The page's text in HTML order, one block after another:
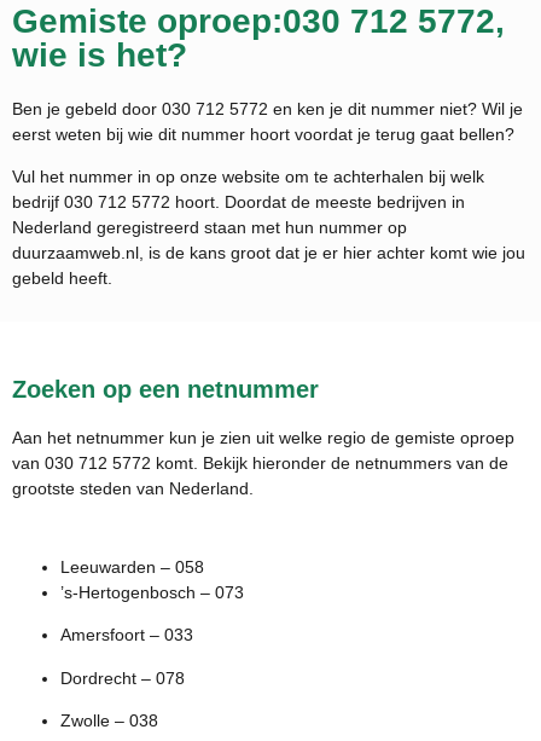
Gemiste oproep:030 712 5772,
wie is het?
Ben je gebeld door 030 712 5772 en ken je dit nummer niet? Wil je
eerst weten bij wie dit nummer hoort voordat je terug gaat bellen?
Vul het nummer in op onze website om te achterhalen bij welk
bedrijf 030 712 5772 hoort. Doordat de meeste bedrijven in
Nederland geregistreerd staan met hun nummer op
duurzaamweb.nl, is de kans groot dat je er hier achter komt wie jou
gebeld heeft.
Zoeken op een netnummer
Aan het netnummer kun je zien uit welke regio de gemiste oproep
van 030 712 5772 komt. Bekijk hieronder de netnummers van de
grootste steden van Nederland.
Leeuwarden – 058
’s-Hertogenbosch – 073
Amersfoort – 033
Dordrecht – 078
Zwolle – 038